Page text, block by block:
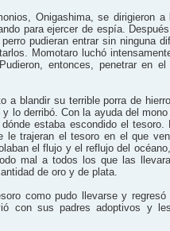
Onigashima, se dirigieron
para ejercer de espía.
pudieran entrar sin ninguna
Momotaro luchó
entonces, penetrar en
a blandir su terrible porra de
lo derribó. Con la ayuda del
estaba escondido el
le trajeran el tesoro en el que
el flujo y el reflujo del
mal a todos los que las
de oro y de plata.
como pudo llevarse y
con sus padres adoptivos y